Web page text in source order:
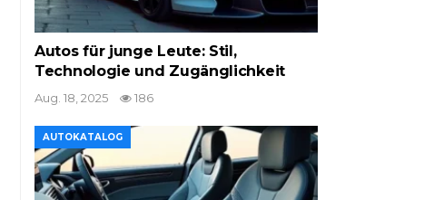
Autos für junge Leute: Stil,
Technologie und Zugänglichkeit
Aug. 18, 2025 186
AUTOKATALOG